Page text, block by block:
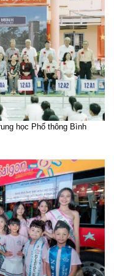
học Phổ thông Bình